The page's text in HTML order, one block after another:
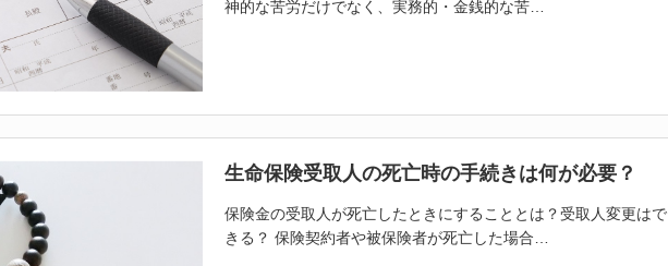
神的な苦労だけでなく、実務的・金銭的な苦…
生命保険受取人の死亡時の手続きは何が必要？
保険金の受取人が死亡したときにすることとは？受取人変更はで
き る？ 保険契約者や被保険者が死亡した場合…